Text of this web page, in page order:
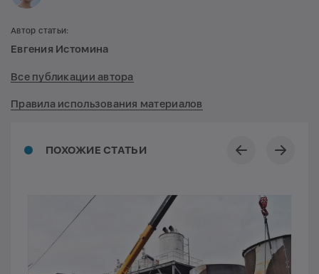
ПОХОЖИЕ СТАТЬИ
Автор статьи:
Евгения Истомина
Все публикации автора
Правила использования материалов